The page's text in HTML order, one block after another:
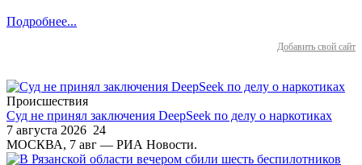
Подробнее...
Добавить свой сайт
Происшествия
Суд не принял заключения DeepSeek по делу о наркотиках
7 августа 2026 24
МОСКВА, 7 авг — РИА Новости.